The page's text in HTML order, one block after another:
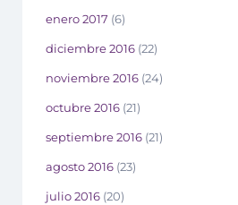
enero 2017 (6)
diciembre 2016 (22)
noviembre 2016 (24)
octubre 2016 (21)
septiembre 2016 (21)
agosto 2016 (23)
julio 2016 (20)